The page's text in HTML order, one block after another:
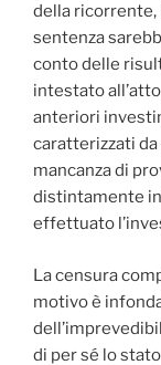
della ricorrente,
sentenza
conto delle
intestato
anteriori
caratterizzati
mancanza di
distintamente
effettuato
La censura
motivo è
di per sé lo